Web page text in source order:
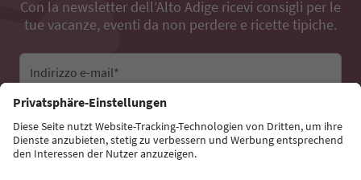
Con la newsletter dell’Alto Adige ricevi consigli per le
tue vacanze, eventi da non perdere e ricette tipiche.
Indirizzo e-mail*
Iscriviti alla newsletter